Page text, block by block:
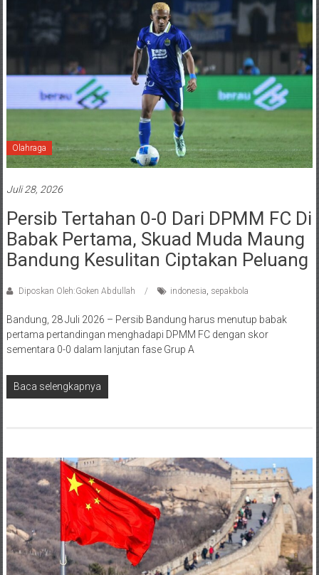
Olahraga
Juli 28, 2026
Persib Tertahan 0-0 Dari DPMM FC Di
Babak Pertama, Skuad Muda Maung
Bandung Kesulitan Ciptakan Peluang
Diposkan Oleh:Goken Abdullah indonesia, sepakbola
Bandung, 28 Juli 2026 – Persib Bandung harus menutup babak
pertama pertandingan menghadapi DPMM FC dengan skor
sementara 0-0 dalam lanjutan fase Grup A
Baca selengkapnya